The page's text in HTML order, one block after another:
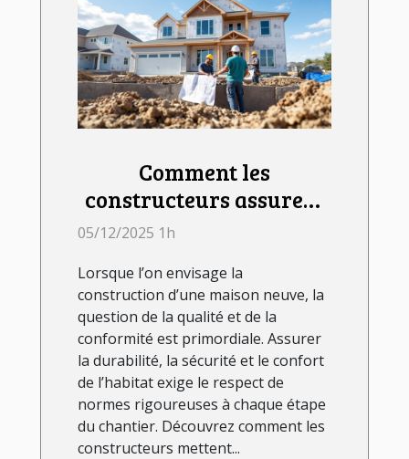
Comment les
constructeurs assurent
la qualité et la
neuves ?
05/12/2025 1h
Lorsque l’on envisage la
construction d’une maison neuve, la
question de la qualité et de la
conformité est primordiale. Assurer
la durabilité, la sécurité et le confort
de l’habitat exige le respect de
normes rigoureuses à chaque étape
du chantier. Découvrez comment les
constructeurs mettent...